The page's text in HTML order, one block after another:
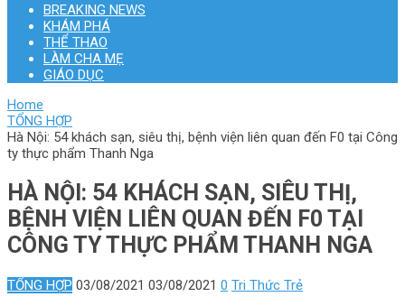
BREAKING NEWS
KHÁM PHÁ
THỂ THAO
LÀM CHA MẸ
GIÁO DỤC
Home
TỔNG HỢP
Hà Nội: 54 khách sạn, siêu thị, bệnh viện liên quan đến F0 tại Công
ty thực phẩm Thanh Nga
HÀ NỘI: 54 KHÁCH SẠN, SIÊU THỊ,
BỆNH VIỆN LIÊN QUAN ĐẾN F0 TẠI
CÔNG TY THỰC PHẨM THANH NGA
TỔNG HỢP 03/08/2021 03/08/2021 0 Tri Thức Trẻ